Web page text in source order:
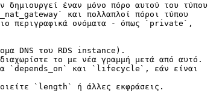
έναν μόνο πόρο αυτού του τύπου
και πολλαπλοί πόροι τύπου
περιγραφικά ονόματα - όπως `private`,
DNS του RDS instance).
το με νέα γραμμή μετά από αυτό.
τα `depends_on` και `lifecycle`, εάν είναι
`length` ή άλλες εκφράσεις.